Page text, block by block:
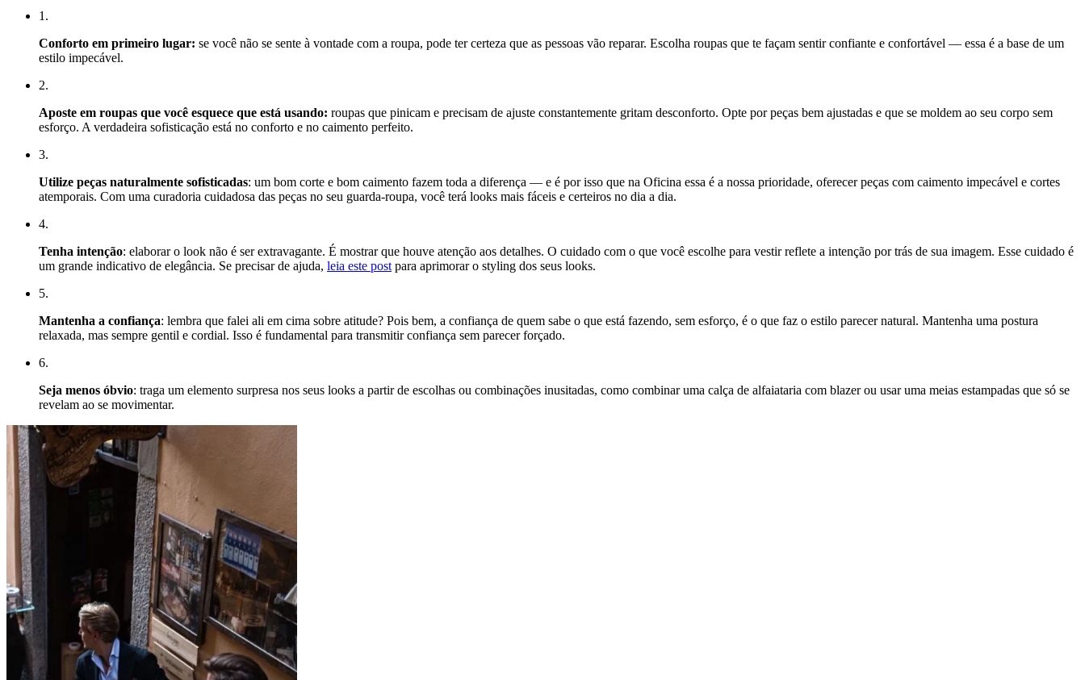
1.
Conforto em primeiro lugar: se você não se sente à vontade com a roupa, pode ter certeza que as pessoas vão reparar. Escolha roupas que te façam sentir confiante e confortável — essa é a base de um
estilo impecável.
2.
Aposte em roupas que você esquece que está usando: roupas que pinicam e precisam de ajuste constantemente gritam desconforto. Opte por peças bem ajustadas e que se moldem ao seu corpo sem
esforço. A verdadeira sofisticação está no conforto e no caimento perfeito.
3.
Utilize peças naturalmente sofisticadas: um bom corte e bom caimento fazem toda a diferença — e é por isso que na Oficina essa é a nossa prioridade, oferecer peças com caimento impecável e cortes
atemporais. Com uma curadoria cuidadosa das peças no seu guarda-roupa, você terá looks mais fáceis e certeiros no dia a dia.
4.
Tenha intenção: elaborar o look não é ser extravagante. É mostrar que houve atenção aos detalhes. O cuidado com o que você escolhe para vestir reflete a intenção por trás de sua imagem. Esse cuidado é
um grande indicativo de elegância. Se precisar de ajuda, leia este post para aprimorar o styling dos seus looks.
5.
Mantenha a confiança: lembra que falei ali em cima sobre atitude? Pois bem, a confiança de quem sabe o que está fazendo, sem esforço, é o que faz o estilo parecer natural. Mantenha uma postura
relaxada, mas sempre gentil e cordial. Isso é fundamental para transmitir confiança sem parecer forçado.
6.
Seja menos óbvio: traga um elemento surpresa nos seus looks a partir de escolhas ou combinações inusitadas, como combinar uma calça de alfaiataria com blazer ou usar uma meias estampadas que só se
revelam ao se movimentar.